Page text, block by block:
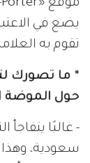
يضع في
تقوم به
* ما تصورك
حول الموضة
- غالبًا
سعودية، وهذا